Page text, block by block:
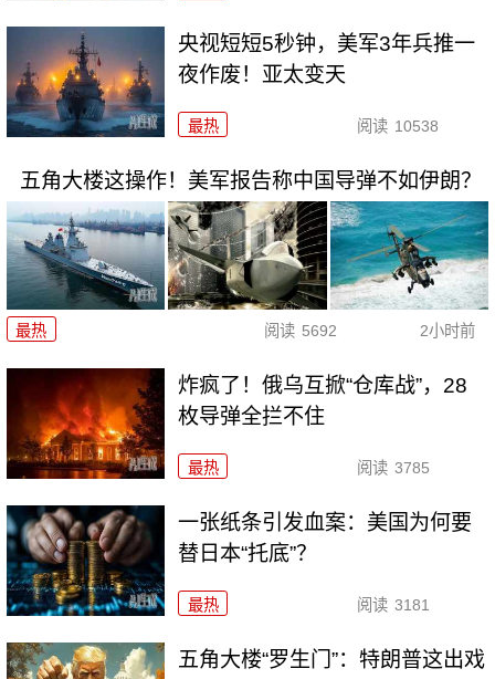
央视短短5秒钟，美军3年兵推一
夜作废！亚太变天
最热 阅读 10538
五角大楼这操作！美军报告称中国导弹不如伊朗？
最热 阅读 5692 2小时前
炸疯了！俄乌互掀“仓库战”，28
枚导弹全拦不住
最热 阅读 3785
一张纸条引发血案：美国为何要
替日本“托底”？
最热 阅读 3181
五角大楼“罗生门”：特朗普这出戏